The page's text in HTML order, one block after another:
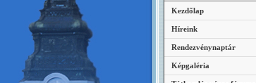
Kezdőlap
Híreink
Rendezvénynaptár
Képgaléria